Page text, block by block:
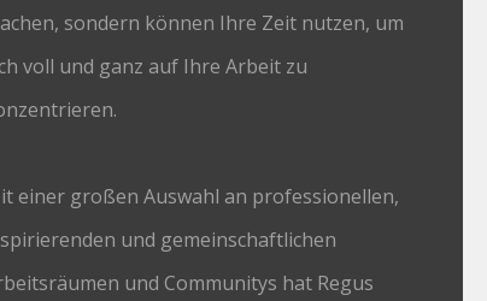
sondern können Ihre Zeit nutzen, um
voll und ganz auf Ihre Arbeit zu
einer großen Auswahl an professionellen,
und gemeinschaftlichen
und Communitys hat Regus